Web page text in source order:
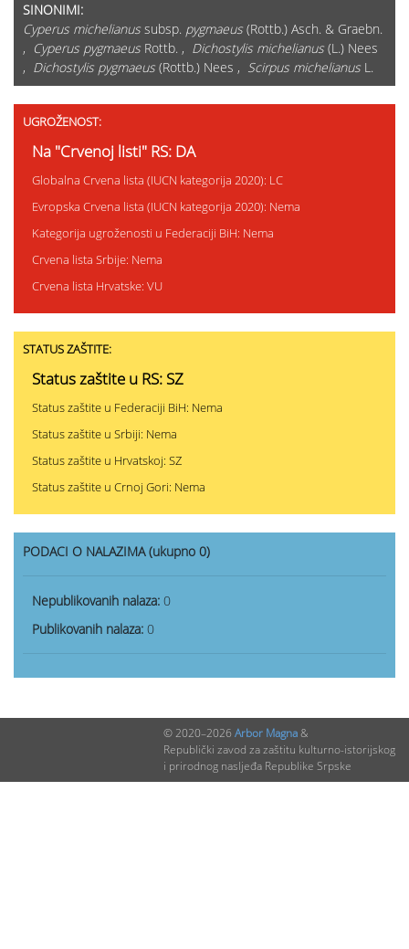
SINONIMI:
Cyperus michelianus subsp. pygmaeus (Rottb.) Asch. & Graebn.
, Cyperus pygmaeus Rottb. , Dichostylis michelianus (L.) Nees
, Dichostylis pygmaeus (Rottb.) Nees , Scirpus michelianus L.
UGROŽENOST:
Na "Crvenoj listi" RS: DA
Globalna Crvena lista (IUCN kategorija 2020): LC
Evropska Crvena lista (IUCN kategorija 2020): Nema
Kategorija ugroženosti u Federaciji BiH: Nema
Crvena lista Srbije: Nema
Crvena lista Hrvatske: VU
STATUS ZAŠTITE:
Status zaštite u RS: SZ
Status zaštite u Federaciji BiH: Nema
Status zaštite u Srbiji: Nema
Status zaštite u Hrvatskoj: SZ
Status zaštite u Crnoj Gori: Nema
PODACI O NALAZIMA (ukupno 0)
Nepublikovanih nalaza: 0
Publikovanih nalaza: 0
© 2020–2026 Arbor Magna&
Republički zavod za zaštitu kulturno-istorijskog
i prirodnog nasljeđa Republike Srpske